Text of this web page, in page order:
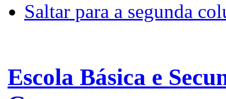
Saltar para a segunda
Escola Básica e